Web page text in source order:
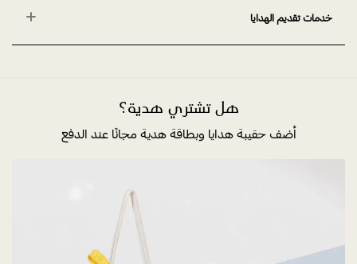
خدمات تقديم الهدايا
هل تشتري هدية؟
أضف حقيبة هدايا وبطاقة هدية مجانًا عند الدفع